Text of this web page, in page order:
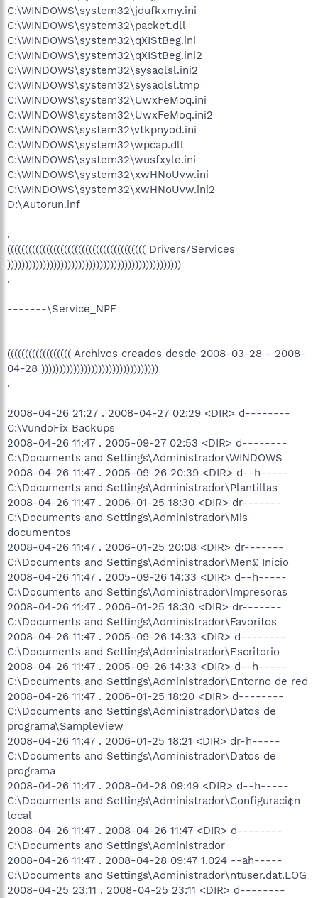
C:\WINDOWS\system32\jdufkxmy.ini
C:\WINDOWS\system32\packet.dll
C:\WINDOWS\system32\qXIStBeg.ini
C:\WINDOWS\system32\qXIStBeg.ini2
C:\WINDOWS\system32\sysaqlsl.ini2
C:\WINDOWS\system32\sysaqlsl.tmp
C:\WINDOWS\system32\UwxFeMoq.ini
C:\WINDOWS\system32\UwxFeMoq.ini2
C:\WINDOWS\system32\vtkpnyod.ini
C:\WINDOWS\system32\wpcap.dll
C:\WINDOWS\system32\wusfxyle.ini
C:\WINDOWS\system32\xwHNoUvw.ini
C:\WINDOWS\system32\xwHNoUvw.ini2
D:\Autorun.inf
.
((((((((((((((((((((((((((((((((((((((( Drivers/Services
)))))))))))))))))))))))))))))))))))))))))))))))))
.
-------\Service_NPF
(((((((((((((((((( Archivos creados desde 2008-03-28 - 2008-
04-28 )))))))))))))))))))))))))))))))))
.
2008-04-26 21:27 . 2008-04-27 02:29 <DIR> d--------
C:\VundoFix Backups
2008-04-26 11:47 . 2005-09-27 02:53 <DIR> d--------
C:\Documents and Settings\Administrador\WINDOWS
2008-04-26 11:47 . 2005-09-26 20:39 <DIR> d--h-----
C:\Documents and Settings\Administrador\Plantillas
2008-04-26 11:47 . 2006-01-25 18:30 <DIR> dr-------
C:\Documents and Settings\Administrador\Mis
documentos
2008-04-26 11:47 . 2006-01-25 20:08 <DIR> dr-------
C:\Documents and Settings\Administrador\Men£ Inicio
2008-04-26 11:47 . 2005-09-26 14:33 <DIR> d--h-----
C:\Documents and Settings\Administrador\Impresoras
2008-04-26 11:47 . 2006-01-25 18:30 <DIR> dr-------
C:\Documents and Settings\Administrador\Favoritos
2008-04-26 11:47 . 2005-09-26 14:33 <DIR> d--------
C:\Documents and Settings\Administrador\Escritorio
2008-04-26 11:47 . 2005-09-26 14:33 <DIR> d--h-----
C:\Documents and Settings\Administrador\Entorno de red
2008-04-26 11:47 . 2006-01-25 18:20 <DIR> d--------
C:\Documents and Settings\Administrador\Datos de
programa\SampleView
2008-04-26 11:47 . 2006-01-25 18:21 <DIR> dr-h-----
C:\Documents and Settings\Administrador\Datos de
programa
2008-04-26 11:47 . 2008-04-28 09:49 <DIR> d--h-----
C:\Documents and Settings\Administrador\Configuraci¢n
local
2008-04-26 11:47 . 2008-04-26 11:47 <DIR> d--------
C:\Documents and Settings\Administrador
2008-04-26 11:47 . 2008-04-28 09:47 1,024 --ah-----
C:\Documents and Settings\Administrador\ntuser.dat.LOG
2008-04-25 23:11 . 2008-04-25 23:11 <DIR> d--------